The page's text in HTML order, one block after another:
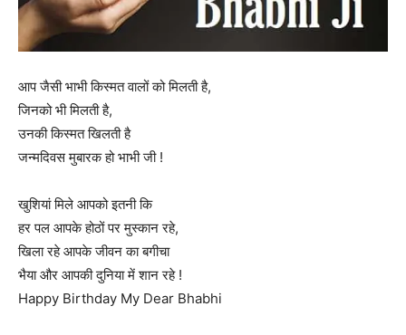
आप जैसी भाभी किस्मत वालों को मिलती है,
जिनको भी मिलती है,
उनकी किस्मत खिलती है
जन्मदिवस मुबारक हो भाभी जी !
खुशियां मिले आपको इतनी कि
हर पल आपके होठों पर मुस्कान रहे,
खिला रहे आपके जीवन का बगीचा
भैया और आपकी दुनिया में शान रहे !
Happy Birthday My Dear Bhabhi